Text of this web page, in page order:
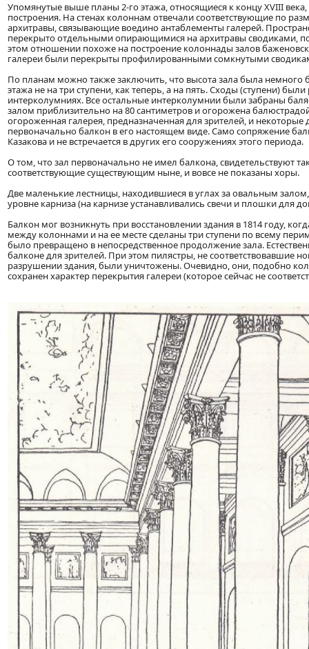
Упомянутые выше планы 2-го этажа, относящиеся к концу XVIII
построения. На стенах колоннам отвечали соответствующие по
архитравы, связывающие воедино антаблементы галерей.
перекрыто отдельными опирающимися на архитравы сводиками,
этом отношении похоже на построение колоннады залов
галереи были перекрыты профилированными сомкнутыми
По планам можно также заключить, что высота зала была
этажа не на три ступени, как теперь, а на пять. Сходы (ступени)
интерколумниях. Все остальные интерколумнии были забраны
залом приблизительно на 80 сантиметров и огорожена
огороженная галерея, предназначенная для зрителей, и
первоначально балкон в его настоящем виде. Само сопряжение
Казакова и не встречается в других его сооружениях этого периода.
О том, что зал первоначально не имел балкона, свидетельствуют
соответствующие существующим ныне, и вовсе не показаны хоры.
Две маленькие лестницы, находившиеся в углах за овальным
уровне карниза (на карнизе устанавливались свечи и плошки для
Балкон мог возникнуть при восстановлении здания в 1814 году,
между колоннами и на ее месте сделаны три ступени по всему
было превращено в непосредственное продолжение зала.
балконе для зрителей. При этом пилястры, не соответствовавшие
разрушении здания, были уничтожены. Очевидно, они, подобно
сохранен характер перекрытия галереи (которое сейчас не